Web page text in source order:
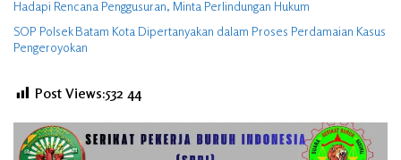
Hadapi Rencana Penggusuran, Minta Perlindungan Hukum
SOP Polsek Batam Kota Dipertanyakan dalam Proses Perdamaian Kasus
Pengeroyokan
Post Views:532 44